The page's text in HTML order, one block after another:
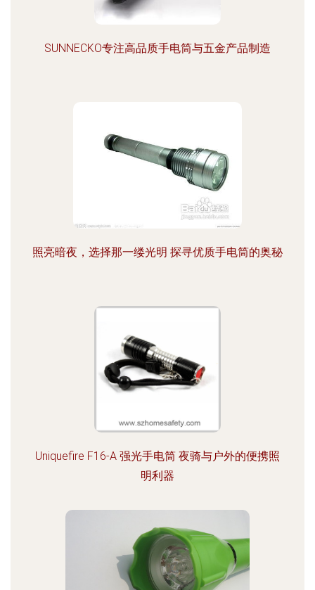
SUNNECKO专注高品质手电筒与五金产品制造
照亮暗夜，选择那一缕光明 探寻优质手电筒的奥秘
Uniquefire F16-A 强光手电筒 夜骑与户外的便携照
明利器